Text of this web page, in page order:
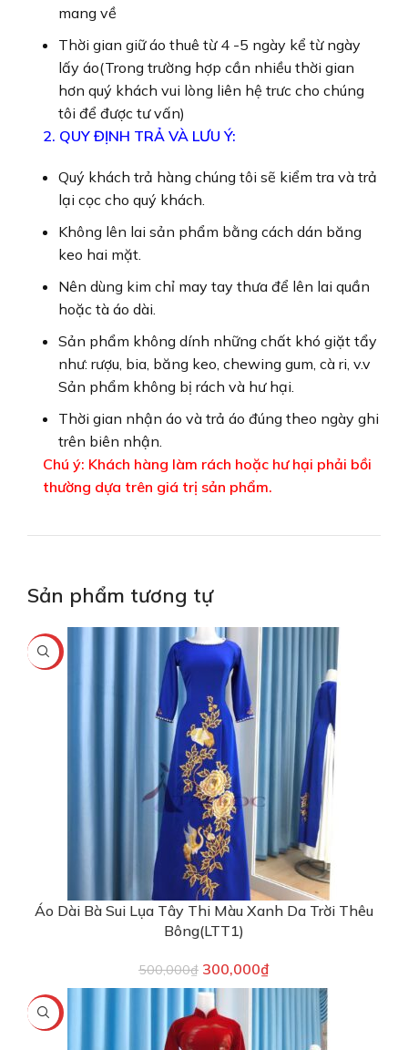
mang về
Thời gian giữ áo thuê từ 4 -5 ngày kể từ ngày
lấy áo(Trong trường hợp cần nhiều thời gian
hơn quý khách vui lòng liên hệ trưc cho chúng
tôi để được tư vấn)
2. QUY ĐỊNH TRẢ VÀ LƯU Ý:
Quý khách trả hàng chúng tôi sẽ kiểm tra và trả
lại cọc cho quý khách.
Không lên lai sản phẩm bằng cách dán băng
keo hai mặt.
Nên dùng kim chỉ may tay thưa để lên lai quần
hoặc tà áo dài.
Sản phẩm không dính những chất khó giặt tẩy
như: rượu, bia, băng keo, chewing gum, cà ri, v.v
Sản phẩm không bị rách và hư hại.
Thời gian nhận áo và trả áo đúng theo ngày ghi
trên biên nhận.
Chú ý: Khách hàng làm rách hoặc hư hại phải bồi
thường dựa trên giá trị sản phẩm.
Sản phẩm tương tự
-40%
Áo Dài Bà Sui Lụa Tây Thi Màu Xanh Da Trời Thêu
Bông(LTT1)
500,000₫ 300,000₫
-40%